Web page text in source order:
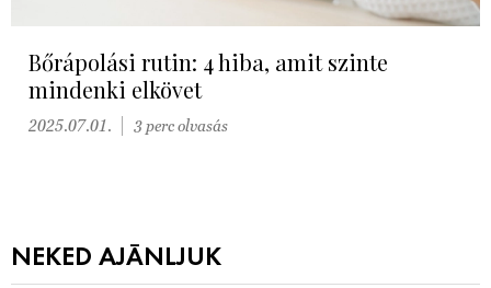
Bőrápolási rutin: 4 hiba, amit szinte
mindenki elkövet
2025.07.01. 3 perc olvasás
NEKED AJÁNLJUK